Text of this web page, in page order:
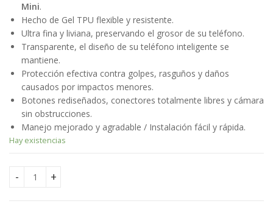
Mini.
Hecho de Gel TPU flexible y resistente.
Ultra fina y liviana, preservando el grosor de su teléfono.
Transparente, el diseño de su teléfono inteligente se
mantiene.
Protección efectiva contra golpes, rasguños y daños
causados ​​por impactos menores.
Botones rediseñados, conectores totalmente libres y cámara
sin obstrucciones.
Manejo mejorado y agradable / Instalación fácil y rápida.
Hay existencias
✅IPHONE 12 MINI FUNDA CARCASA TRANSPARENTE DE GEL